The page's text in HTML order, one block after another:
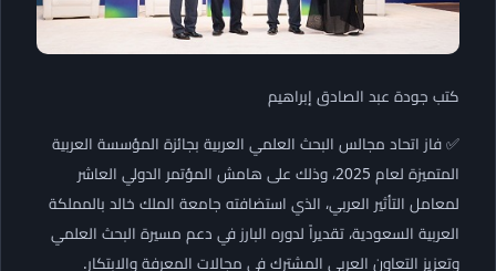
كتب جودة عبد الصادق إبراهيم
✅ فاز اتحاد مجالس البحث العلمي العربية بجائزة المؤسسة العربية
المتميزة لعام 2025، وذلك على هامش المؤتمر الدولي العاشر
لمعامل التأثير العربي، الذي استضافته جامعة الملك خالد بالمملكة
العربية السعودية، تقديراً لدوره البارز في دعم مسيرة البحث العلمي
وتعزيز التعاون العربي المشترك في مجالات المعرفة والابتكار.